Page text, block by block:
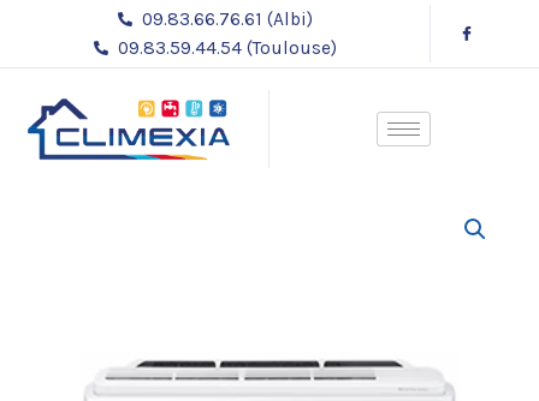
contenu
09.83.66.76.61 (Albi)
09.83.59.44.54 (Toulouse)